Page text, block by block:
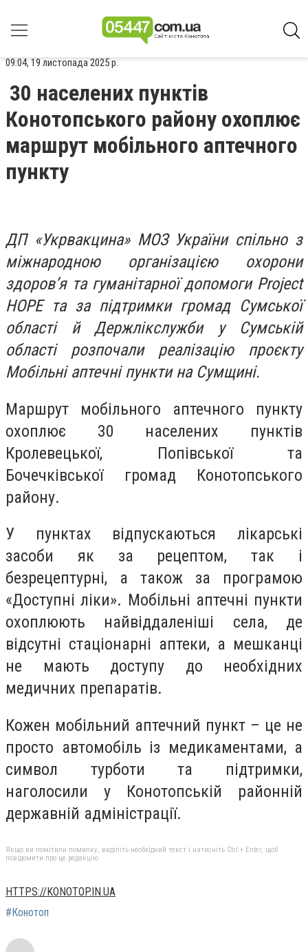
09:04, 19 листопада 2025 р.
30 населених пунктів
Конотопського району охоплює
маршрут мобільного аптечного
пункту
ДП «Укрвакцина» МОЗ України спільно з
міжнародною організацією охорони
здоров’я та гуманітарної допомоги Project
HOPE та за підтримки громад Сумської
області й Держлікслужби у Сумській
області розпочали реалізацію проєкту
Мобільні аптечні пункти на Сумщині.
Маршрут мобільного аптечного пункту
охоплює 30 населених пунктів
Кролевецької, Попівської та
Бочечківської громад Конотопського
району.
У пунктах відпускаються лікарські
засоби як за рецептом, так і
безрецептурні, а також за програмою
«Доступні ліки». Мобільні аптечні пункти
охоплюють найвіддаленіші села, де
відсутні стаціонарні аптеки, а мешканці
не мають доступу до необхідних
медичних препаратів.
Кожен мобільний аптечний пункт – це не
просто автомобіль із медикаментами, а
символ турботи та підтримки,
наголосили у Конотопській районній
державній адміністрації.
Якщо ви помітили помилку, виділіть необхідний текст і натисніть Ctrl + Enter, щоб
повідомити про це редакцію
HTTPS://KONOTOP.IN.UA
#Конотоп